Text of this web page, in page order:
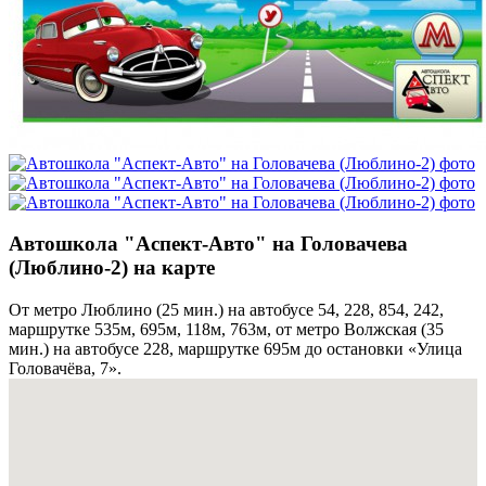
Автошкола "Аспект-Авто" на Головачева
(Люблино-2) на карте
От метро Люблино (25 мин.) на автобусе 54, 228, 854, 242,
маршрутке 535м, 695м, 118м, 763м, от метро Волжская (35
мин.) на автобусе 228, маршрутке 695м до остановки «Улица
Головачёва, 7».